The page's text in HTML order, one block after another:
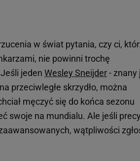
w świat pytania, czy ci,
nie powinni trochę
jeden Wesley Sneijder- znany
przeciwległe skrzydło, można
męczyć się do końca sezonu
swoje na mundialu. Ale jeśli
wątpliwości